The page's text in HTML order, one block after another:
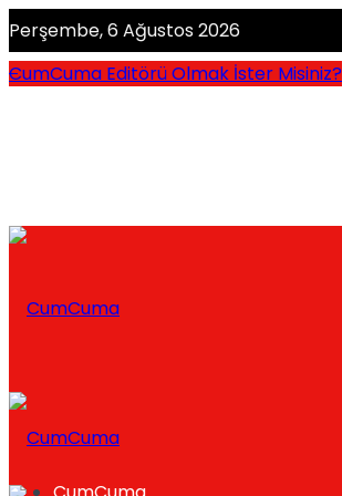
Perşembe, 6 Ağustos 2026
CumCuma Editörü Olmak İster Misiniz?